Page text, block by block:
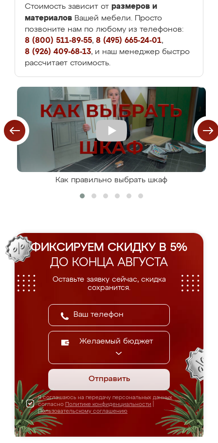
Стоимость зависит от размеров и
материалов Вашей мебели. Просто
позвоните нам по любому из телефонов:
8 (800) 511-89-55, 8 (495) 665-24-01,
8 (926) 409-68-13, и наш менеджер быстро
рассчитает стоимость.
Как правильно выбрать шкаф
ФИКСИРУЕМ СКИДКУ В 5%
ДО КОНЦА АВГУСТА
Оставьте заявку сейчас, скидка
сохранится.
Желаемый бюджет
Отправить
Я соглашаюсь на передачу персональных данных
согласно Политике конфиденциальности
Пользовательскому соглашению